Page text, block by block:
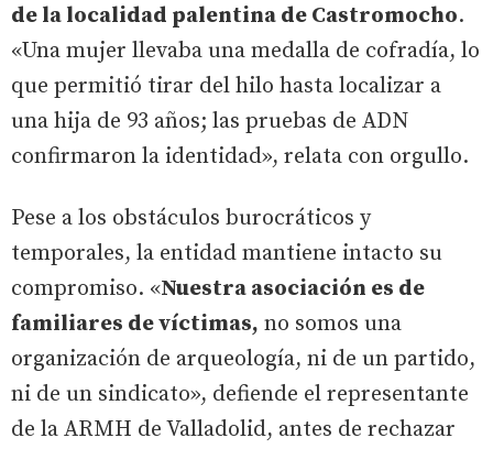
de la localidad palentina de Castromocho.
«Una mujer llevaba una medalla de cofradía, lo
que permitió tirar del hilo hasta localizar a
una hija de 93 años; las pruebas de ADN
confirmaron la identidad», relata con orgullo.
Pese a los obstáculos burocráticos y
temporales, la entidad mantiene intacto su
compromiso. «Nuestra asociación es de
familiares de víctimas, no somos una
organización de arqueología, ni de un partido,
ni de un sindicato», defiende el representante
de la ARMH de Valladolid, antes de rechazar